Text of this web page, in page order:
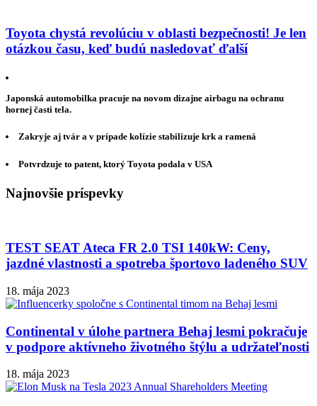
Toyota chystá revolúciu v oblasti bezpečnosti! Je len
otázkou času, keď budú nasledovať ďalší
Japonská automobilka pracuje na novom dizajne airbagu na ochranu
hornej časti tela.
Zakryje aj tvár a v prípade kolízie stabilizuje krk a ramená
Potvrdzuje to patent, ktorý Toyota podala v USA
Najnovšie príspevky
TEST SEAT Ateca FR 2.0 TSI 140kW: Ceny,
jazdné vlastnosti a spotreba športovo ladeného SUV
18. mája 2023
Continental v úlohe partnera Behaj lesmi pokračuje
v podpore aktívneho životného štýlu a udržateľnosti
18. mája 2023